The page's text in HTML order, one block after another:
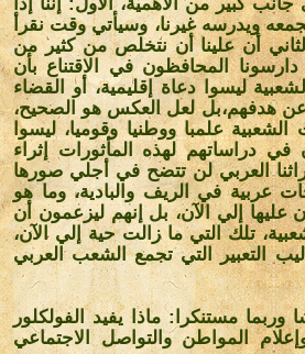
ويدرسه غيرنا، وسيأتي وقت نقرأ
أن علينا أن نتخلص من كثير من
المحافظون في الاقتناع بأن
ليسوا دعاة إقليمية، أو القضاء
هدفهم،بل لعل العكس هو الصحيح،
علمبا ووطنيا وقوميا، ليسوا
دراساتهم لهذه المأثورات إثراء
العربي لن تتضح في أجلي صورها
عربية في الريف والبادية، وما هو
إلي الآن، بل إنهم ليزعمون أن
تلك التي ما زالت حية إلي الآن،
التعبير التي تجمع الشعب العربي
مستنكرا: ماذا يفيد الفولكلور
المواطن والتواصل الاجتماعي